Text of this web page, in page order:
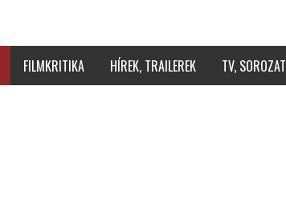
FILMKRITIKA HÍREK, TRAILEREK TV, SOROZAT